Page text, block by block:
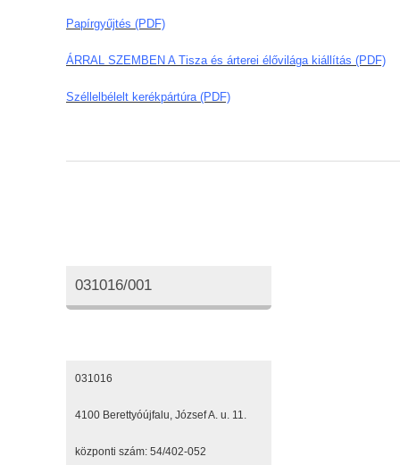
Papírgyűjtés (PDF)
ÁRRAL SZEMBEN A Tisza és árterei élővilága kiállítás (PDF)
Széllelbélelt kerékpártúra (PDF)
031016/001
031016
4100 Berettyóújfalu, József A. u. 11.
központi szám: 54/402-052